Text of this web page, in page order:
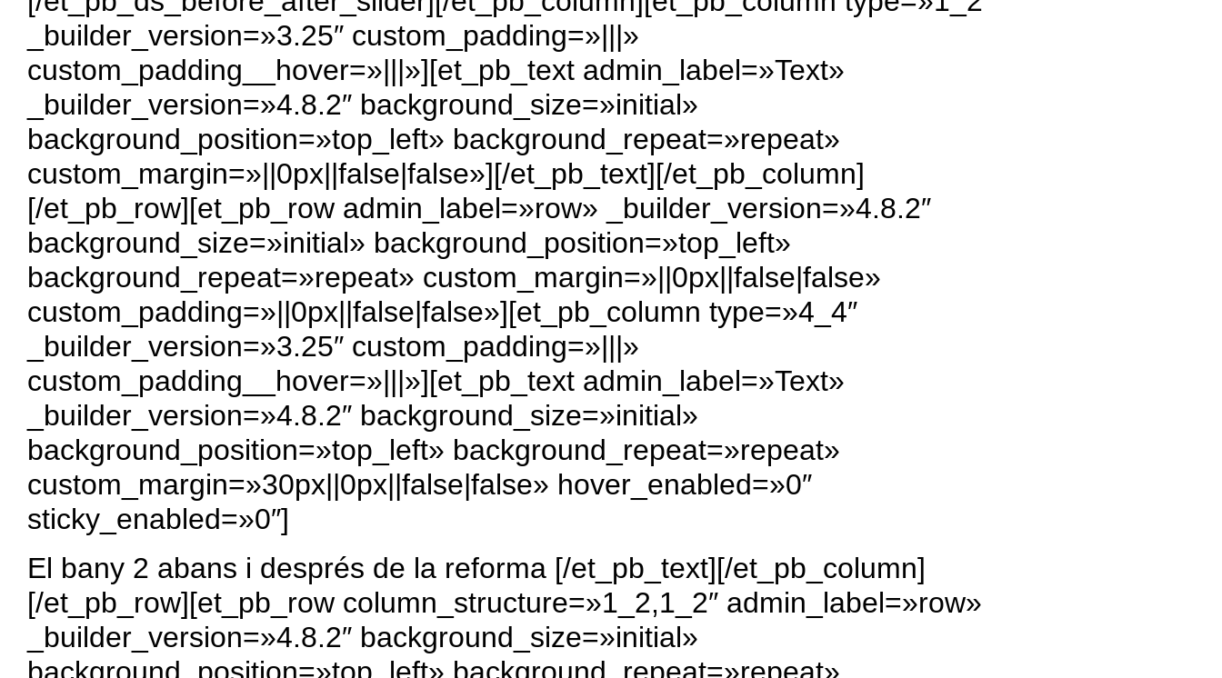
_builder_version=»3.25″ custom_padding=»|||»
custom_padding__hover=»|||»][et_pb_text admin_label=»Text»
_builder_version=»4.8.2″ background_size=»initial»
background_position=»top_left» background_repeat=»repeat»
custom_margin=»||0px||false|false»][/et_pb_text][/et_pb_column]
[/et_pb_row][et_pb_row admin_label=»row» _builder_version=»4.8.2″
background_size=»initial» background_position=»top_left»
background_repeat=»repeat» custom_margin=»||0px||false|false»
custom_padding=»||0px||false|false»][et_pb_column type=»4_4″
_builder_version=»3.25″ custom_padding=»|||»
custom_padding__hover=»|||»][et_pb_text admin_label=»Text»
_builder_version=»4.8.2″ background_size=»initial»
background_position=»top_left» background_repeat=»repeat»
custom_margin=»30px||0px||false|false» hover_enabled=»0″
sticky_enabled=»0″]
El bany 2 abans i després de la reforma [/et_pb_text][/et_pb_column]
[/et_pb_row][et_pb_row column_structure=»1_2,1_2″ admin_label=»row»
_builder_version=»4.8.2″ background_size=»initial»